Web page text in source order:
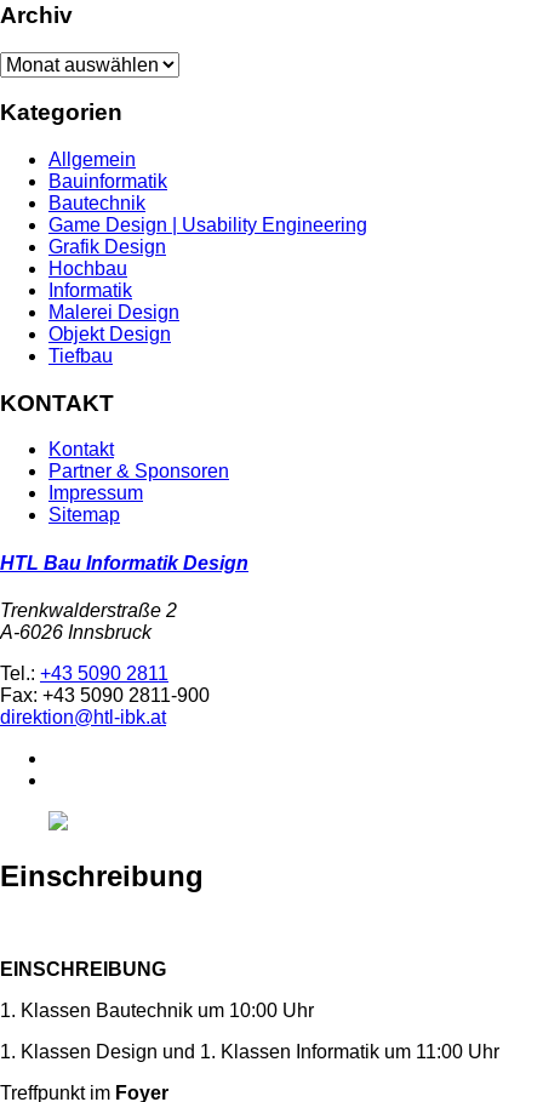
Archiv
Archiv
Kategorien
Allgemein
Bauinformatik
Bautechnik
Game Design | Usability Engineering
Grafik Design
Hochbau
Informatik
Malerei Design
Objekt Design
Tiefbau
KONTAKT
Kontakt
Partner & Sponsoren
Impressum
Sitemap
HTL Bau Informatik Design
Trenkwalderstraße 2
A-6026 Innsbruck
Tel.: +43 5090 2811
Fax: +43 5090 2811-900
direktion@htl-ibk.at
Einschreibung
EINSCHREIBUNG
1. Klassen Bautechnik um 10:00 Uhr
1. Klassen Design und 1. Klassen Informatik um 11:00 Uhr
Treffpunkt im Foyer